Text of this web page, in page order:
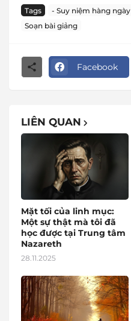
Tags - Suy niệm hàng ngày
Soạn bài giảng
Facebook
LIÊN QUAN
Mặt tối của linh mục:
Một sự thật mà tôi đã
học được tại Trung tâm
Nazareth
28.11.2025